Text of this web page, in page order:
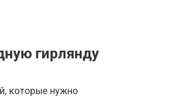
гирлянду
которые нужно